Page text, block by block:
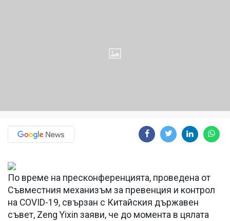
По време на пресконференцията, проведена от
Съвместния механизъм за превенция и контрол
на COVID-19, свързан с Китайския държавен
съвет, Zeng Yixin заяви, че до момента в цялата